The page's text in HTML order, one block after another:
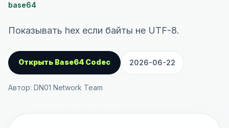
base64
Показывать hex если байты не UTF-8.
Открыть Base64 Codec 2026-06-22
Автор: DN01 Network Team